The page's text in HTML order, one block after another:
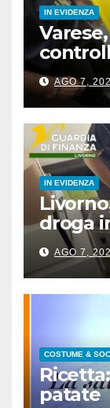
IN EVIDENZA
AGO 7,
IN EVIDENZA
droga
arresti
AGO 7,
COSTUME &
patate